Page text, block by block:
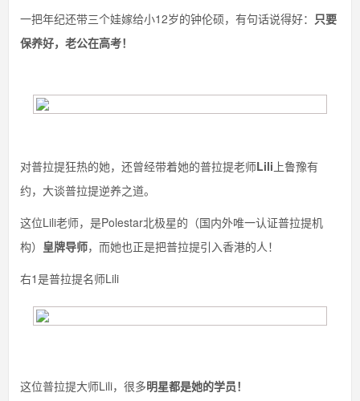
一把年纪还带三个娃嫁给小12岁的钟伦硕，有句话说得好： 只要
保养好，老公在高考！
对普拉提狂热的她，还曾经带着她的普拉提老师Lili 上鲁豫有
约，大谈普拉提逆养之道。
这位Lili老师，是Polestar北极星的（国内外唯一认证普拉提机
构） 皇牌导师，而她也正是把普拉提引入香港的人！
右1是普拉提名师Lili
这位普拉提大师Lili，很多明星都是她的学员！